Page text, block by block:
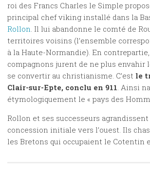
roi des Francs Charles le Simple
principal chef viking installé dans la
Rollon. Il lui abandonne le comté de
territoires voisins (l’ensemble
à la Haute-Normandie). En
compagnons jurent de ne plus envahir
se convertir au christianisme. C’est le
Clair-sur-Epte, conclu en 911. Ainsi
étymologiquement le « pays des
Rollon et ses successeurs
concession initiale vers l’ouest. Ils
les Bretons qui occupaient le Cotentin